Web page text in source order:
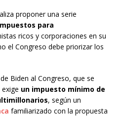
proponer una serie
para
ricos y corporaciones en su
el Congreso debe priorizar los
Biden al Congreso, que se
un impuesto mínimo de
, según un
familiarizado con la propuesta